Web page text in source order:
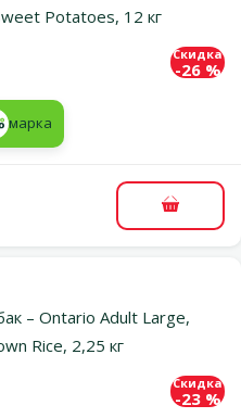
Potatoes, 12 кг
Скидка
-26 %
марка
В
– Ontario Adult Large,
Rice, 2,25 кг
Скидка
-23 %